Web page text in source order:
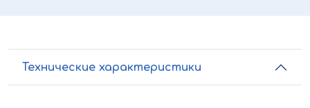
Технические характеристики